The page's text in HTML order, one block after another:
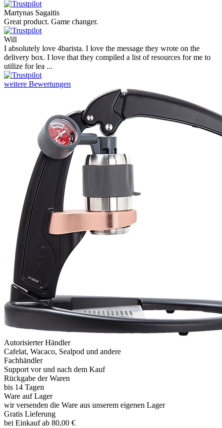
Martynas Sagaitis
Great product. Game changer.
Will
I absolutely love 4barista. I love the message they wrote on the
delivery box. I love that they compiled a list of resources for me to
utilize for lea ...
weitere Bewertungen
Autorisierter Händler
Cafelat, Wacaco, Sealpod und andere
Fachhändler
Support vor und nach dem Kauf
Rückgabe der Waren
bis 14 Tagen
Ware auf Lager
wir versenden die Ware aus unserem eigenen Lager
Gratis Lieferung
bei Einkauf ab 80,00 €